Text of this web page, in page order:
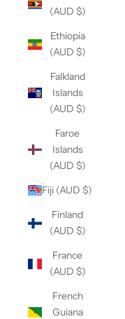
(AUD $)
Ethiopia
(AUD $)
Falkland
Islands
(AUD $)
Faroe
Islands
(AUD $)
Fiji (AUD $)
Finland
(AUD $)
France
(AUD $)
French
Guiana